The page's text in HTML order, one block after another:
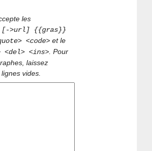
les
[->url] {{gras}}
<code> et le
<del> <ins> . Pour
laissez
vides.